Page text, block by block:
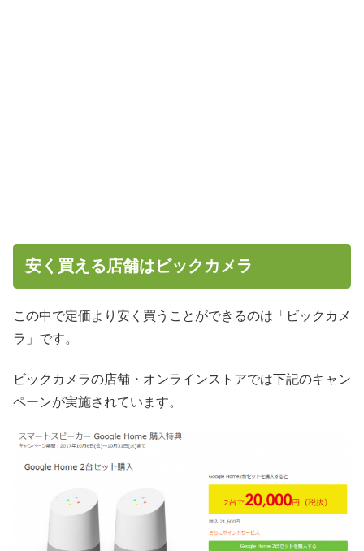
安く買える店舗はビックカメラ
この中で定価より安く買うことができるのは「ビックカメ
ラ」です。
ビックカメラの店舗・オンラインストアでは下記のキャン
ペーンが実施されています。